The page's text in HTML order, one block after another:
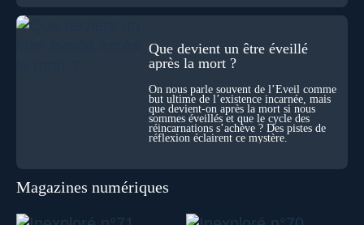
Que devient un être éveillé
après la mort ?
On nous parle souvent de l’Éveil comme
but ultime de l’existence incarnée, mais
que devient-on après la mort si nous
sommes éveillés et que le cycle des
réincarnations s’achève ? Des pistes de
réflexion éclairent ce mystère.
Magazines numériques